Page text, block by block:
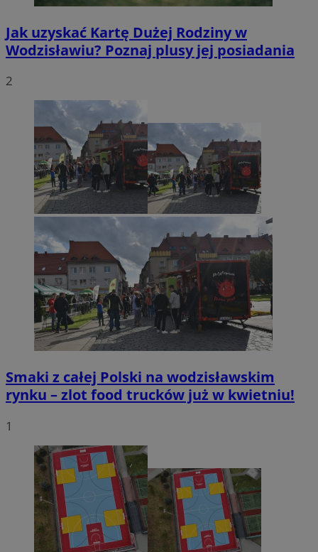
Jak uzyskać Kartę Dużej Rodziny w
Wodzisławiu? Poznaj plusy jej posiadania
2
Smaki z całej Polski na wodzisławskim
rynku – zlot food trucków już w kwietniu!
1